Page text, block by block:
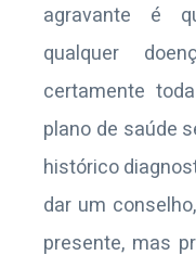
agravante é
qualquer
certamente
plano de saúde
histórico
dar um
presente, mas